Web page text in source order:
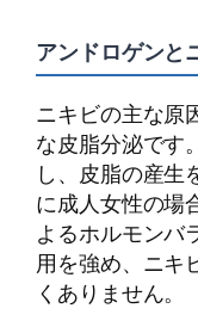
アンドロゲンと
ニキビの主な原
な皮脂分泌です
し、皮脂の産生
に成人女性の場
よるホルモンバ
用を強め、ニキ
くありません。